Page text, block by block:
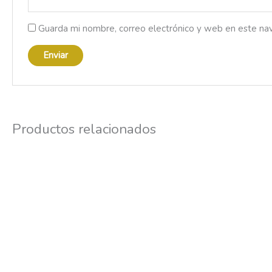
Guarda mi nombre, correo electrónico y web en este
Productos relacionados